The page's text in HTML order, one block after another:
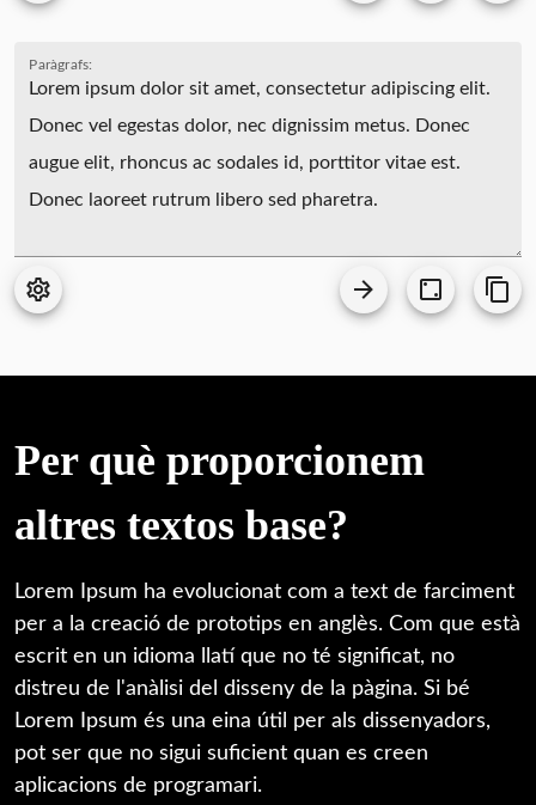
Paràgrafs:
Per què proporcionem
altres textos base?
Lorem Ipsum ha evolucionat com a text de farciment
per a la creació de prototips en anglès. Com que està
escrit en un idioma llatí que no té significat, no
distreu de l'anàlisi del disseny de la pàgina. Si bé
Lorem Ipsum és una eina útil per als dissenyadors,
pot ser que no sigui suficient quan es creen
aplicacions de programari.